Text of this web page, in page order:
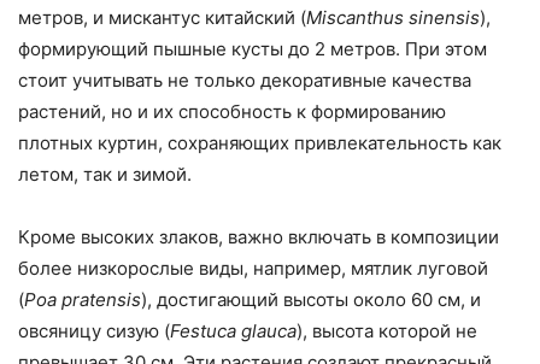
метров, и мискантус китайский (Miscanthus sinensis),
формирующий пышные кусты до 2 метров. При этом
стоит учитывать не только декоративные качества
растений, но и их способность к формированию
плотных куртин, сохраняющих привлекательность как
летом, так и зимой.
Кроме высоких злаков, важно включать в композиции
более низкорослые виды, например, мятлик луговой
(Poa pratensis), достигающий высоты около 60 см, и
овсяницу сизую (Festuca glauca), высота которой не